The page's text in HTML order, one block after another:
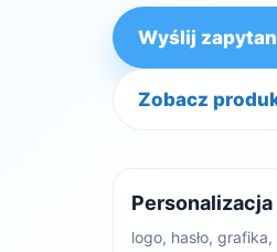
Wyślij
Zobacz
Personalizacja
logo, hasło, grafika,